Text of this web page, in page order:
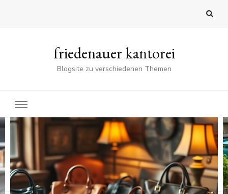
friedenauer kantorei
Blogsite zu verschiedenen Themen